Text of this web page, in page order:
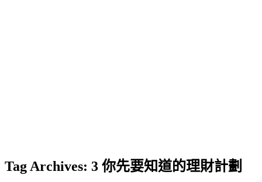
Tag Archives: 3 你先要知道的理財計劃